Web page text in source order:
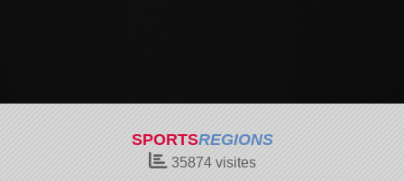
SPORTSREGIONS
35874visites